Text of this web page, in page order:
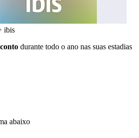
ibis
durante todo o ano nas suas estadias
abaixo